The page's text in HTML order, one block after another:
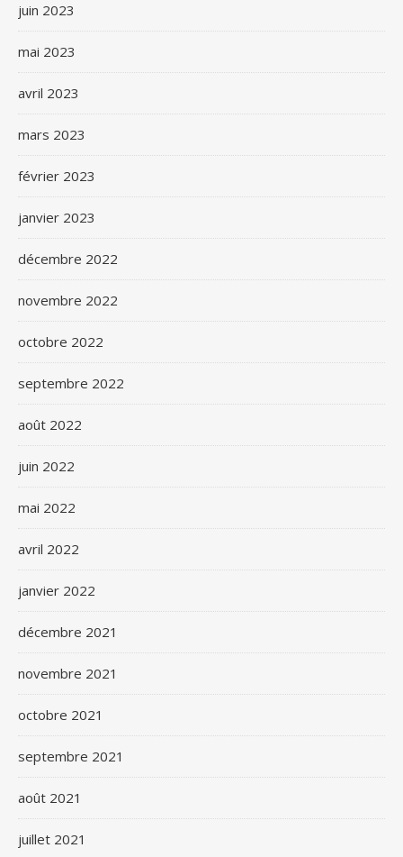
juin 2023
mai 2023
avril 2023
mars 2023
février 2023
janvier 2023
décembre 2022
novembre 2022
octobre 2022
septembre 2022
août 2022
juin 2022
mai 2022
avril 2022
janvier 2022
décembre 2021
novembre 2021
octobre 2021
septembre 2021
août 2021
juillet 2021